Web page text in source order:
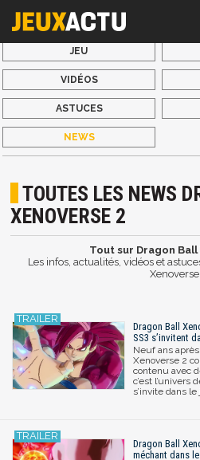
JEU
VIDÉOS
ASTUCES
NEWS
TOUTES LES NEWS
XENOVERSE 2
Tout sur Dragon Ball
Les infos, actualités, vidéos et
Xenoverse
Dragon Ball
SS3 s’invitent
Neuf ans
Xenoverse 2
contenu avec
c’est l’univers
s’invite dans
Dragon Ball
méchant dans